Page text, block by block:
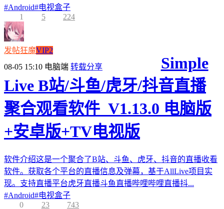
#Android#电视盒子
1
5 224
发帖狂魔VIP2
08-05 15:10 电脑端 转载分享
Simple
Live B站/斗鱼/虎牙/抖音直播
聚合观看软件_V1.13.0 电脑版
+安卓版+TV电视版
软件介绍这是一个聚合了B站、斗鱼、虎牙、抖音的直播收看
软件。获取各个平台的直播信息及弹幕，基于AllLive项目实
现。支持直播平台虎牙直播斗鱼直播哔哩哔哩直播抖...
#Android#电视盒子
0
23 743